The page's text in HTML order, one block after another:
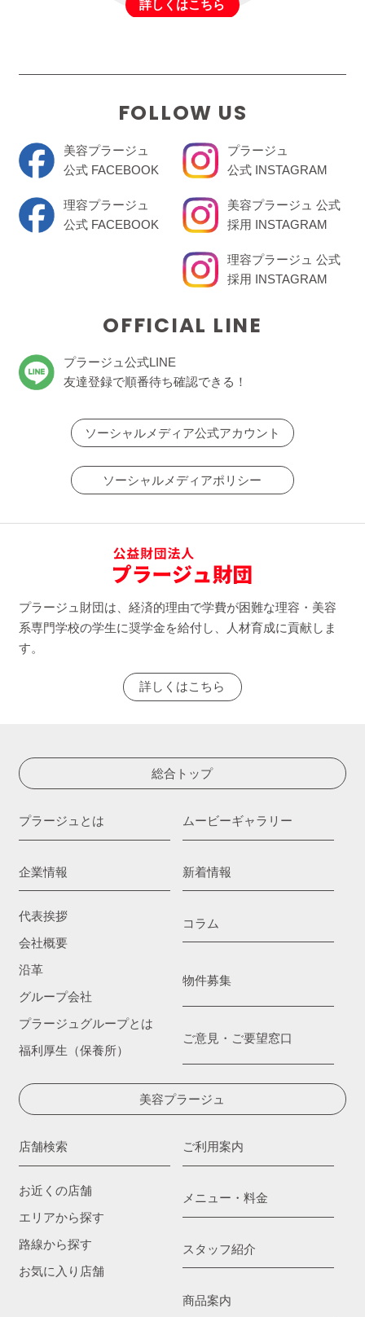
詳しくはこちら
FOLLOW US
美容プラージュ
公式 FACEBOOK
理容プラージュ
公式 FACEBOOK
プラージュ
公式 INSTAGRAM
美容プラージュ 公式
採用 INSTAGRAM
理容プラージュ 公式
採用 INSTAGRAM
OFFICIAL LINE
プラージュ公式LINE
友達登録で順番待ち確認できる！
ソーシャルメディア公式アカウント
ソーシャルメディアポリシー
プラージュ財団は、経済的理由で学費が困難な理容・美容
系専門学校の学生に奨学金を給付し、人材育成に貢献しま
す。
詳しくはこちら
総合トップ
プラージュとは
企業情報
代表挨拶
会社概要
沿革
グループ会社
プラージュグループとは
福利厚生（保養所）
ムービーギャラリー
新着情報
コラム
物件募集
ご意見・ご要望窓口
美容プラージュ
店舗検索
お近くの店舗
エリアから探す
路線から探す
お気に入り店舗
ご利用案内
メニュー・料金
スタッフ紹介
商品案内